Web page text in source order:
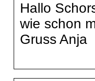
Hallo
wie schon
Gruss Anja